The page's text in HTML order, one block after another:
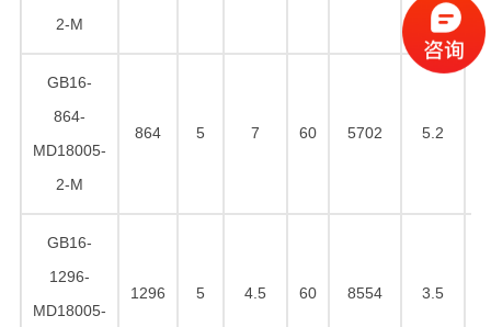
2-M
GB16-
864-
MD18005-
2-M
864 5 7 60 5702 5.2
GB16-
1296-
MD18005-
1296 5 4.5 60 8554 3.5